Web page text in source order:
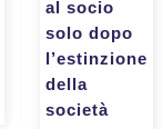
al socio
solo dopo
l’estinzione
della
società